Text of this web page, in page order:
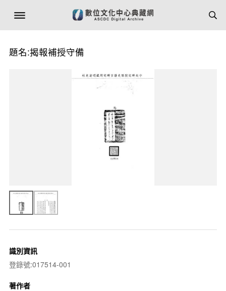
題名:揭報補授守備
識別資訊
登錄號:017514-001
著作者